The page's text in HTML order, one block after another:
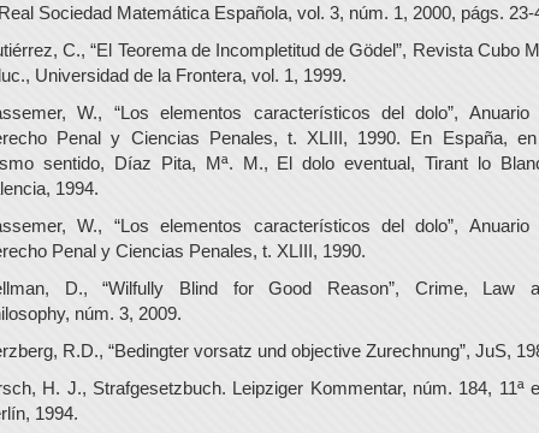
Sociedad Matemática Española, vol. 3, núm. 1, 2000, págs. 23-
C., “El Teorema de Incompletitud de Gödel”, Revista Cubo
Universidad de la Frontera, vol. 1, 1999.
W., “Los elementos característicos del dolo”, Anuario
Penal y Ciencias Penales, t. XLIII, 1990. En España,
sentido, Díaz Pita, Mª. M., El dolo eventual, Tirant lo
1994.
W., “Los elementos característicos del dolo”, Anuario
Penal y Ciencias Penales, t. XLIII, 1990.
D., “Wilfully Blind for Good Reason”, Crime, Law
núm. 3, 2009.
R.D., “Bedingter vorsatz und objective Zurechnung”, JuS,
H. J., Strafgesetzbuch. Leipziger Kommentar, núm. 184, 11ª
1994.